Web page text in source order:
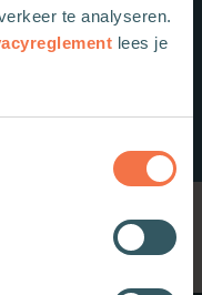
te analyseren.
lees je